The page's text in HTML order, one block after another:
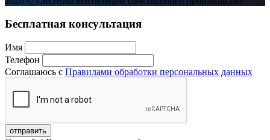
Бесплатная консультация
Имя
Телефон
Соглашаюсь с Правилами обработки персональных данных